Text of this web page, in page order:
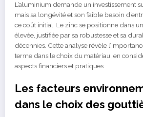
L’aluminium demande un investissement
mais sa longévité et son faible besoin
ce coût initial. Le zinc se positionne dans
élevée, justifiée par sa robustesse et sa
décennies. Cette analyse révèle
terme dans le choix du matériau, en
aspects financiers et pratiques.
Les facteurs
dans le choix des